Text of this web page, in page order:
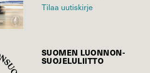
Tilaa uutiskirje
SUOMEN LUONNON­
SUOJELU­LIITTO